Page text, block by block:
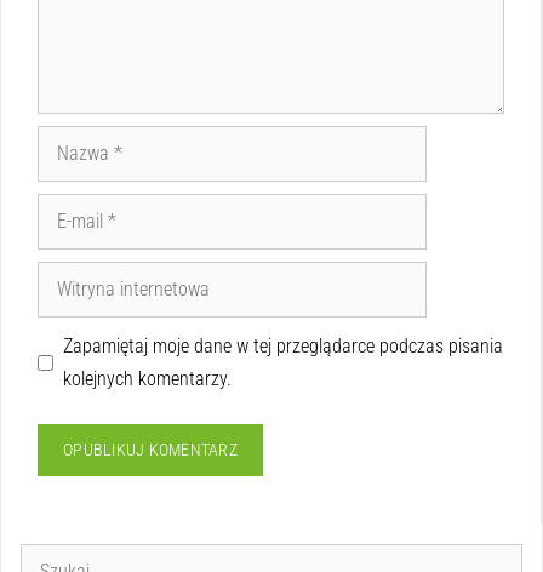
Zapamiętaj moje dane w tej przeglądarce podczas pisania
kolejnych komentarzy.